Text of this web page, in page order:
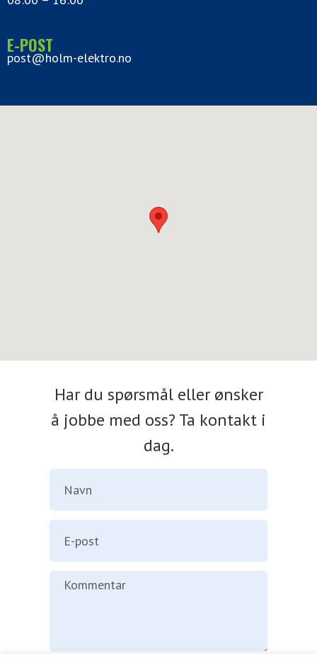
E-POST
post@holm-elektro.no
Har du spørsmål eller ønsker
å jobbe med oss? Ta kontakt i
dag.